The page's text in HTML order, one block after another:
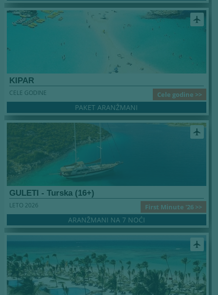
airplanemode_active
KIPAR
Cele godine >>
CELE GODINE
PAKET ARANŽMANI
airplanemode_active
GULETI - Turska (16+)
First Minute '26 >>
LETO 2026
ARANŽMANI NA 7 NOĆI
airplanemode_active